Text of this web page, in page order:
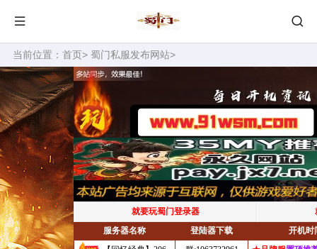
当前位置： 首页> 蜀门私服发布网站>